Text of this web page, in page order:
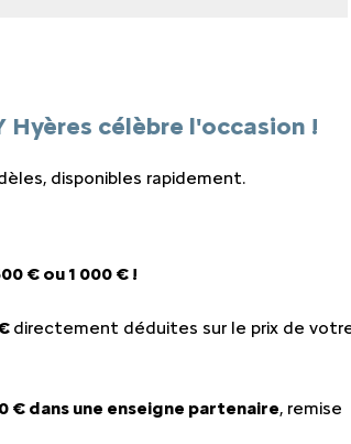
DÉCOUVREZ L'ÉLECTRIQUE
DÉCOUVREZ L'HYBRIDE
DU MOMENT
ET RÉPARATIONS
VÉHICULE HYBRIDE
ET CARROSSERIE
NOUS REJOINDRE
NOS ACTUALITÉS
ASSURANCES
FINANCEMENT
Hyères célèbre l'occasion !
disponibles rapidement.
€ ou 1 000 € !
directement déduites sur le prix de
€ dans une enseigne partenaire, remise